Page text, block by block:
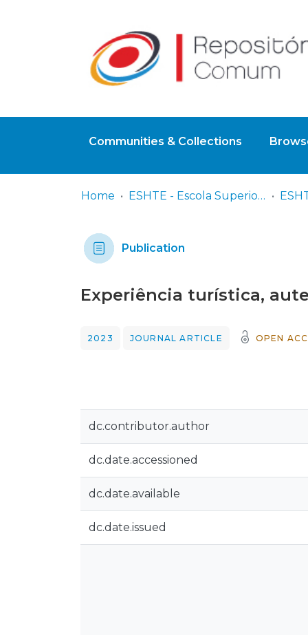
Communities & Collections
Home ESHTE - Escola Superior de Hotelaria e Turismo do Estoril
Publication
Experiência turística,
2023 JOURNAL ARTICLE OPEN
dc.contributor.author
dc.date.accessioned
dc.date.available
dc.date.issued